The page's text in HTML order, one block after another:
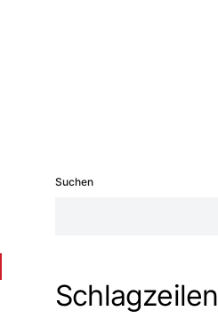
Suchen
Schlagzeilen